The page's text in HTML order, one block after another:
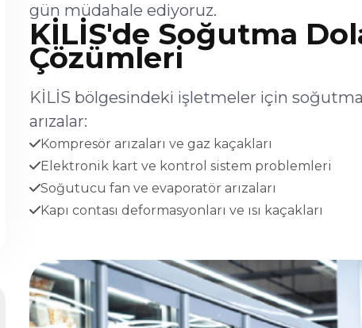
gün müdahale ediyoruz.
KİLİS'de Soğutma
Çözümleri
KİLİS bölgesindeki işletmeler için soğutma
arızalar:
Kompresör arızaları ve gaz kaçakları
Elektronik kart ve kontrol sistem problemleri
Soğutucu fan ve evaporatör arızaları
Kapı contası deformasyonları ve ısı kaçakları